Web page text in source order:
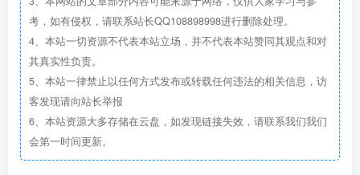
考，如有侵权，请联系站长QQ108898998进行删除处理。
4、本站一切资源不代表本站立场，并不代表本站赞同其观点和对
其真实性负责。
5、本站一律禁止以任何方式发布或转载任何违法的相关信息，访
客发现请向站长举报
6、本站资源大多存储在云盘，如发现链接失效，请联系我们我们
会第一时间更新。